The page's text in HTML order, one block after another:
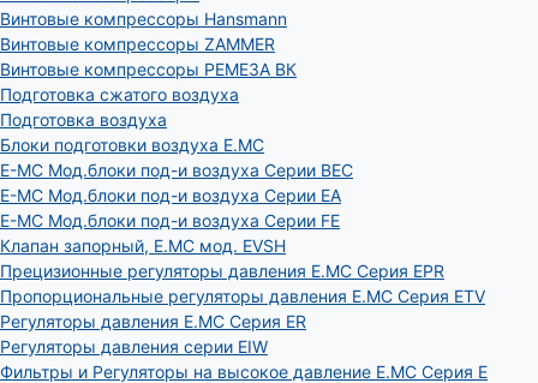
Винтовые компрессоры Hansmann
Винтовые компрессоры ZAMMER
Винтовые компрессоры РЕМЕЗА ВК
Подготовка сжатого воздуха
Подготовка воздуха
Блоки подготовки воздуха E.MC
E-MC Мод.блоки под-и воздуха Серии BEC
E-MC Мод.блоки под-и воздуха Серии EA
E-MC Мод.блоки под-и воздуха Серии FE
Клапан запорный, E.MC мод. EVSH
Прецизионные регуляторы давления E.MC Серия EPR
Пропорциональные регуляторы давления E.MC Серия ETV
Регуляторы давления E.MC Серия ER
Регуляторы давления серии EIW
Фильтры и Регуляторы на высокое давление E.MC Серия E